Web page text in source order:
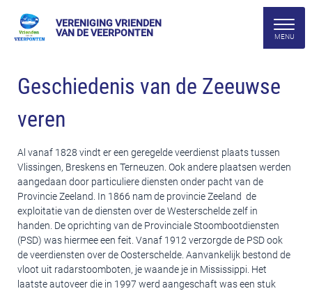
VERENIGING VRIENDEN
VAN DE VEERPONTEN
Geschiedenis van de Zeeuwse
veren
Al vanaf 1828 vindt er een geregelde veerdienst plaats tussen
Vlissingen, Breskens en Terneuzen. Ook andere plaatsen werden
aangedaan door particuliere diensten onder pacht van de
Provincie Zeeland. In 1866 nam de provincie Zeeland de
exploitatie van de diensten over de Westerschelde zelf in
handen. De oprichting van de Provinciale Stoombootdiensten
(PSD) was hiermee een feit. Vanaf 1912 verzorgde de PSD ook
de veerdiensten over de Oosterschelde. Aanvankelijk bestond de
vloot uit radarstoomboten, je waande je in Mississippi. Het
laatste autoveer die in 1997 werd aangeschaft was een stuk